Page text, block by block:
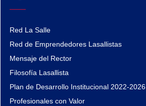
Red La Salle
Red de Emprendedores Lasallistas
Mensaje del Rector
Filosofía Lasallista
Plan de Desarrollo Institucional 2022-2026
Profesionales con Valor